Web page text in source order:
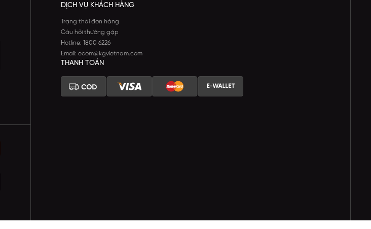
DỊCH VỤ KHÁCH HÀNG
Trạng thái đơn hàng
Câu hỏi thường gặp
Hotline: 1800 6226
Email: ecom@kgvietnam.com
THANH TOÁN